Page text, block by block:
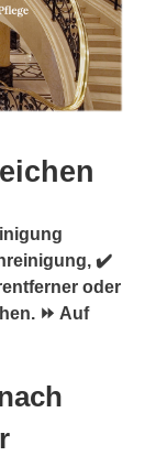
✔️
oder
⏩ Auf